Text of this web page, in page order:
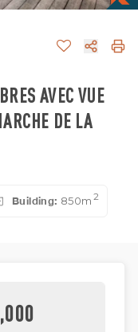
AVEC VUE
DE LA
Building: 850m 2